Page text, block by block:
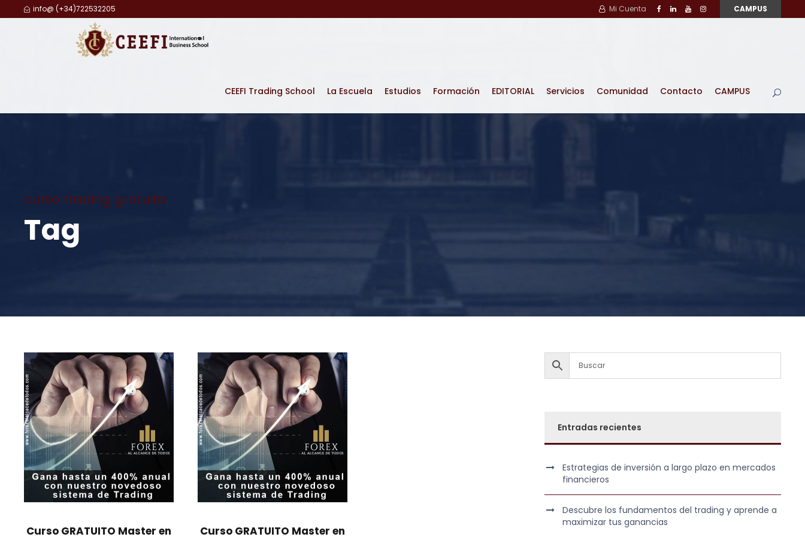
info@ (+34)722532205 Mi Cuenta CAMPUS
CEEFI Trading School La Escuela Estudios Formación EDITORIAL Servicios Comunidad Contacto CAMPUS
curso trading gratuito
Tag
Curso GRATUITO Master en
Curso GRATUITO Master en
Entradas recientes
Estrategias de inversión a largo plazo en mercados
financieros
Descubre los fundamentos del trading y aprende a
maximizar tus ganancias